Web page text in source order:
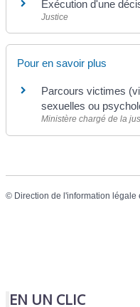
Exécution d'une
Justice
Pour en savoir plus
Parcours victimes
sexuelles ou
Ministère chargé de la
© Direction de l'information légale
EN UN CLIC